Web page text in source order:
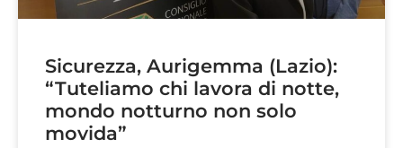
Sicurezza, Aurigemma (Lazio):
“Tuteliamo chi lavora di notte,
mondo notturno non solo
movida”